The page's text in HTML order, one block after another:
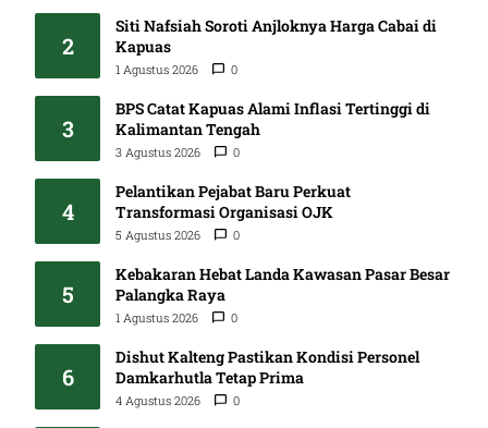
2
Siti Nafsiah Soroti Anjloknya Harga Cabai di
Kapuas
1 Agustus 2026 0
3
BPS Catat Kapuas Alami Inflasi Tertinggi di
Kalimantan Tengah
3 Agustus 2026 0
4
Pelantikan Pejabat Baru Perkuat
Transformasi Organisasi OJK
5 Agustus 2026 0
5
Kebakaran Hebat Landa Kawasan Pasar Besar
Palangka Raya
1 Agustus 2026 0
6
Dishut Kalteng Pastikan Kondisi Personel
Damkarhutla Tetap Prima
4 Agustus 2026 0